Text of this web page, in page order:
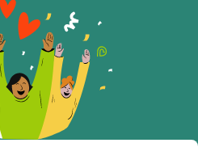
WhatsApp